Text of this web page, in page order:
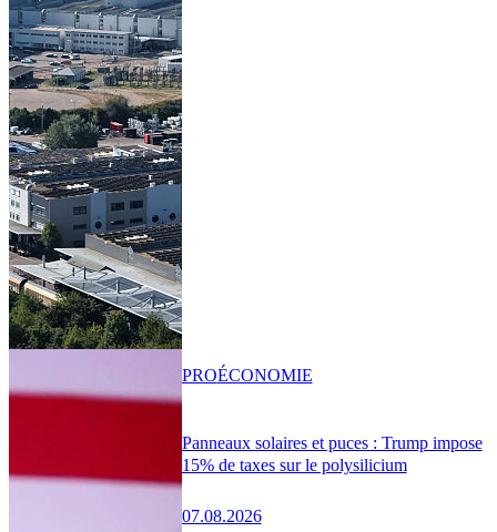
Panneaux solaires et puces : Trump impose
15% de taxes sur le polysilicium
07.08.2026
PROÉCONOMIE